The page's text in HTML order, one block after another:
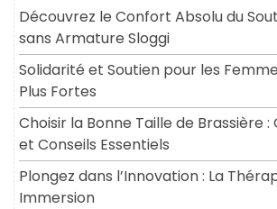
Découvrez le Confort Absolu du
sans Armature Sloggi
Solidarité et Soutien pour les
Plus Fortes
Choisir la Bonne Taille de Brassière :
et Conseils Essentiels
Plongez dans l’Innovation : La
Immersion